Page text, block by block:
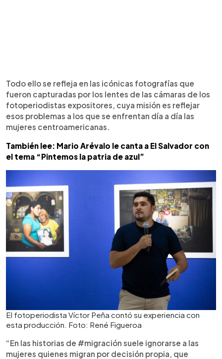
Todo ello se refleja en las icónicas fotografías que
fueron capturadas por los lentes de las cámaras de los
fotoperiodistas expositores, cuya misión es reflejar
esos problemas a los que se enfrentan día a día las
mujeres centroamericanas.
También lee: Mario Arévalo le canta a El Salvador con
el tema “Pintemos la patria de azul”
El fotoperiodista Víctor Peña contó su experiencia con
esta producción. Foto: René Figueroa
“En las historias de #migración suele ignorarse a las
mujeres quienes migran por decisión propia, que